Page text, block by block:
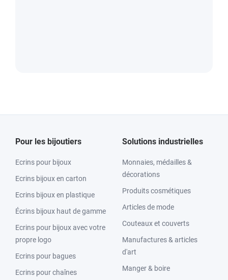
Pour les bijoutiers
Ecrins pour bijoux
Ecrins bijoux en carton
Ecrins bijoux en plastique
Écrins bijoux haut de gamme
Ecrins pour bijoux avec votre
propre logo
Ecrins pour bagues
Ecrins pour chaînes
Solutions industrielles
Monnaies, médailles &
décorations
Produits cosmétiques
Articles de mode
Couteaux et couverts
Manufactures & articles
d'art
Manger & boire